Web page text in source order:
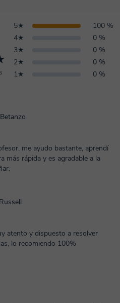
5★
100 %
4★
0 %
3★
0 %
2★
0 %
1★
0 %
me ayudo bastante, aprendí
más rápida y es agradable a la
atento y dispuesto a resolver
lo recomiendo 100%